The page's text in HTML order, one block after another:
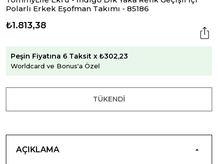
Polarlı Erkek Eşofman Takımı - 85186
₺1.813,38
Peşin Fiyatına 6 Taksit x ₺302,23
Worldcard ve Bonus'a Özel
TÜKENDI
AÇIKLAMA